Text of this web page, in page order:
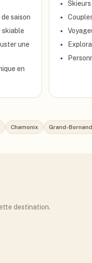
saison
skiable
une
en
Chamonix Grand-Bornand
destination.